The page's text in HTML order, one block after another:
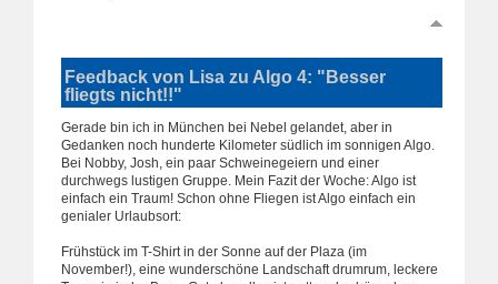
Feedback von Lisa zu Algo 4: "Besser
fliegts nicht!!"
Gerade bin ich in München bei Nebel gelandet, aber in
Gedanken noch hunderte Kilometer südlich im sonnigen Algo.
Bei Nobby, Josh, ein paar Schweinegeiern und einer
durchwegs lustigen Gruppe. Mein Fazit der Woche: Algo ist
einfach ein Traum! Schon ohne Fliegen ist Algo einfach ein
genialer Urlaubsort:
Frühstück im T-Shirt in der Sonne auf der Plaza (im
November!), eine wunderschöne Landschaft drumrum, leckere